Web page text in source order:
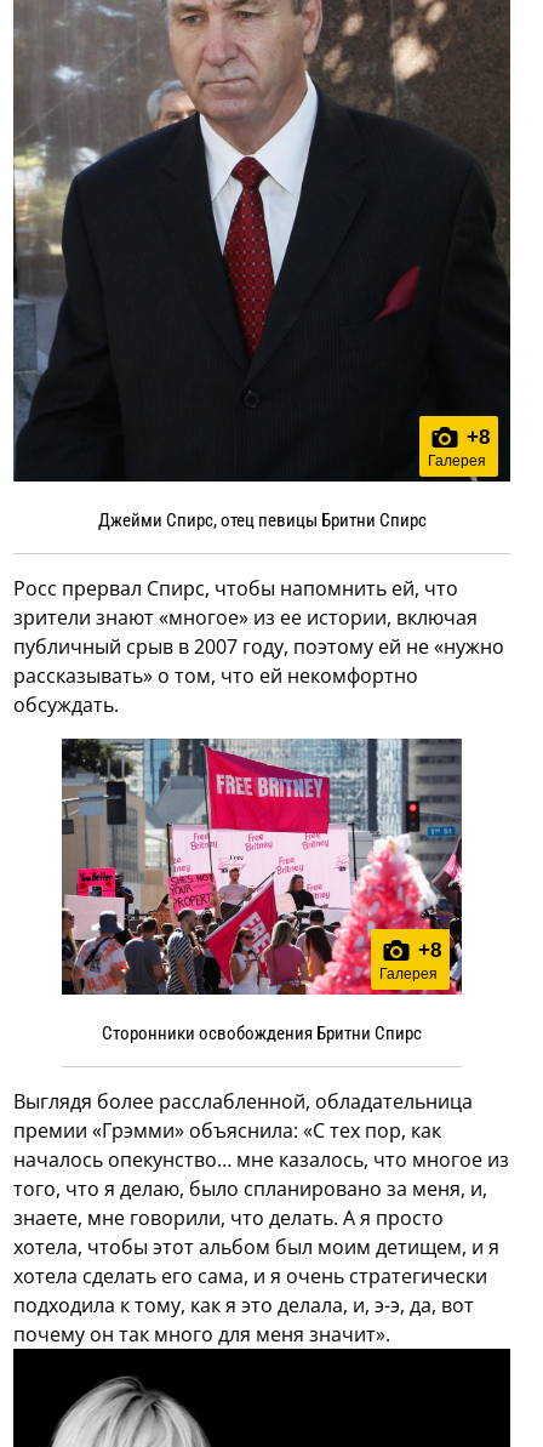
+8
Галерея
Джейми Спирс, отец певицы Бритни Спирс
Росс прервал Спирс, чтобы напомнить ей, что
зрители знают «многое» из ее истории, включая
публичный срыв в 2007 году, поэтому ей не «нужно
рассказывать» о том, что ей некомфортно
обсуждать.
+8
Галерея
Сторонники освобождения Бритни Спирс
Выглядя более расслабленной, обладательница
премии «Грэмми» объяснила: «С тех пор, как
началось опекунство… мне казалось, что многое из
того, что я делаю, было спланировано за меня, и,
знаете, мне говорили, что делать. А я просто
хотела, чтобы этот альбом был моим детищем, и я
хотела сделать его сама, и я очень стратегически
подходила к тому, как я это делала, и, э-э, да, вот
почему он так много для меня значит».